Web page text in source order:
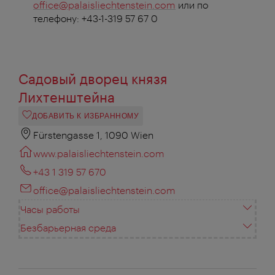
office@palaisliechtenstein.com или по
телефону: +43-1-319 57 67 0
Садовый дворец князя
Лихтенштейна
ДОБАВИТЬ К ИЗБРАННОМУ
Fürstengasse 1, 1090 Wien
www.palaisliechtenstein.com
+43 1 319 57 670
office@palaisliechtenstein.com
Часы работы
Безбарьерная среда